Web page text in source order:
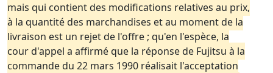
mais qui contient des modifications relatives au prix,
à la quantité des marchandises et au moment de la
livraison est un rejet de l'offre ; qu'en l'espèce, la
cour d'appel a affirmé que la réponse de Fujitsu à la
commande du 22 mars 1990 réalisait l'acceptation